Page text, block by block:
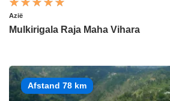
Azië
Mulkirigala Raja Maha Vihara
Afstand 78 km